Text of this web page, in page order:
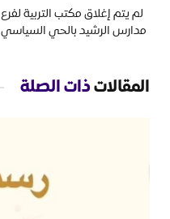
لم يتم إغلاق مكتب التربية لفرع
مدارس الرشيد بالحي السياسي
المقالاتذات الصلة